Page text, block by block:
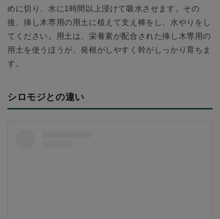
めに切り、水に1時間以上浸けて吸水させます。その
後、挿し木専用の用土に植えて支え棒をし、水やりをし
てください。用土は、栄養素が配合された挿し木専用の
用土を使うほうが、発根がしやすく幹がしっかり育ちま
す。
シロモジとの違い